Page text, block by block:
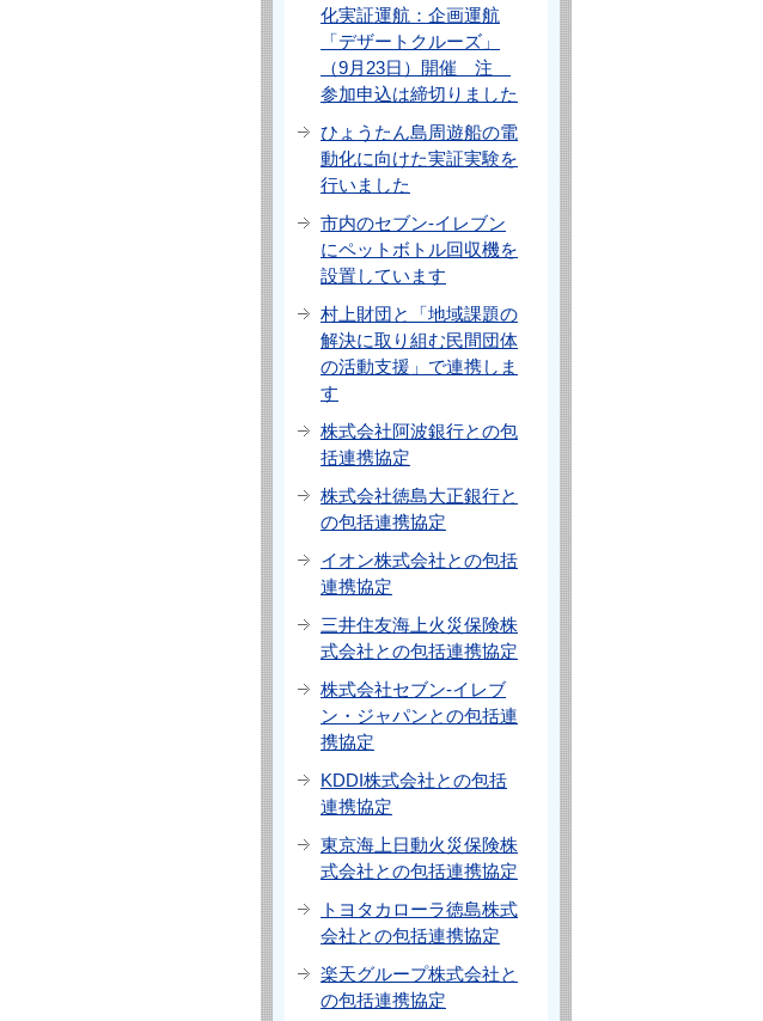
化実証運航：企画運航
「デザートクルーズ」
（9月23日）開催 注
参加申込は締切りました
ひょうたん島周遊船の電
動化に向けた実証実験を
行いました
市内のセブン-イレブン
にペットボトル回収機を
設置しています
村上財団と「地域課題の
解決に取り組む民間団体
の活動支援」で連携しま
す
株式会社阿波銀行との包
括連携協定
株式会社徳島大正銀行と
の包括連携協定
イオン株式会社との包括
連携協定
三井住友海上火災保険株
式会社との包括連携協定
株式会社セブン-イレブ
ン・ジャパンとの包括連
携協定
KDDI株式会社との包括
連携協定
東京海上日動火災保険株
式会社との包括連携協定
トヨタカローラ徳島株式
会社との包括連携協定
楽天グループ株式会社と
の包括連携協定